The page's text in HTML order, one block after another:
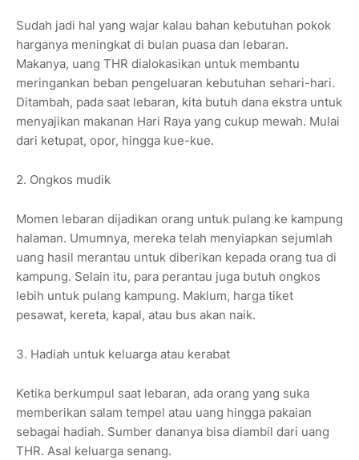
Sudah jadi hal yang wajar kalau bahan kebutuhan pokok
harganya meningkat di bulan puasa dan lebaran.
Makanya, uang THR dialokasikan untuk membantu
meringankan beban pengeluaran kebutuhan sehari-hari.
Ditambah, pada saat lebaran, kita butuh dana ekstra untuk
menyajikan makanan Hari Raya yang cukup mewah. Mulai
dari ketupat, opor, hingga kue-kue.
2. Ongkos mudik
Momen lebaran dijadikan orang untuk pulang ke kampung
halaman. Umumnya, mereka telah menyiapkan sejumlah
uang hasil merantau untuk diberikan kepada orang tua di
kampung. Selain itu, para perantau juga butuh ongkos
lebih untuk pulang kampung. Maklum, harga tiket
pesawat, kereta, kapal, atau bus akan naik.
3. Hadiah untuk keluarga atau kerabat
Ketika berkumpul saat lebaran, ada orang yang suka
memberikan salam tempel atau uang hingga pakaian
sebagai hadiah. Sumber dananya bisa diambil dari uang
THR. Asal keluarga senang.